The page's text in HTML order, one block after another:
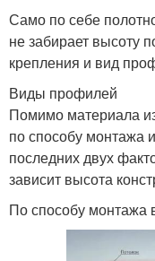
Само по себе
не забирает высоту
крепления и вид
Виды профилей
Помимо материала
по способу монтажа
последних двух
зависит высота
По способу монтажа